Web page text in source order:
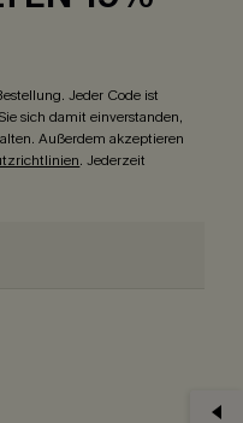
Jeder Code ist
sich damit einverstanden,
Außerdem akzeptieren
. Jederzeit